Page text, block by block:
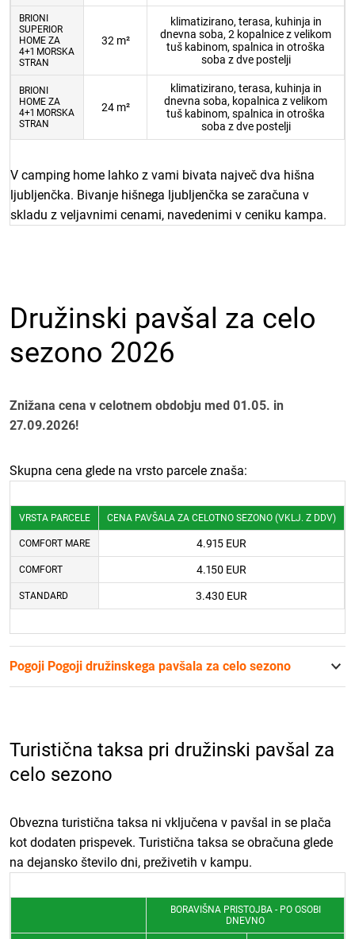
BRIONI
SUPERIOR
HOME ZA
4+1 MORSKA
STRAN
32 m²
klimatizirano, terasa, kuhinja in
dnevna soba, 2 kopalnice z velikom
tuš kabinom, spalnica in otroška
soba z dve postelji
BRIONI
HOME ZA
4+1 MORSKA
STRAN
24 m²
klimatizirano, terasa, kuhinja in
dnevna soba, kopalnica z velikom
tuš kabinom, spalnica in otroška
soba z dve postelji
V camping home lahko z vami bivata največ dva hišna
ljubljenčka. Bivanje hišnega ljubljenčka se zaračuna v
skladu z veljavnimi cenami, navedenimi v ceniku kampa.
Družinski pavšal za celo
sezono 2026
Znižana cena v celotnem obdobju med 01.05. in
27.09.2026!
Skupna cena glede na vrsto parcele znaša:
VRSTA PARCELE CENA PAVŠALA ZA CELOTNO SEZONO (VKLJ. Z DDV)
COMFORT MARE 4.915 EUR
COMFORT 4.150 EUR
STANDARD 3.430 EUR
Pogoji Pogoji družinskega pavšala za celo sezono
Turistična taksa pri družinski pavšal za
celo sezono
Obvezna turistična taksa ni vključena v pavšal in se plača
kot dodaten prispevek. Turistična taksa se obračuna glede
na dejansko število dni, preživetih v kampu.
BORAVIŠNA PRISTOJBA - PO OSOBI
DNEVNO